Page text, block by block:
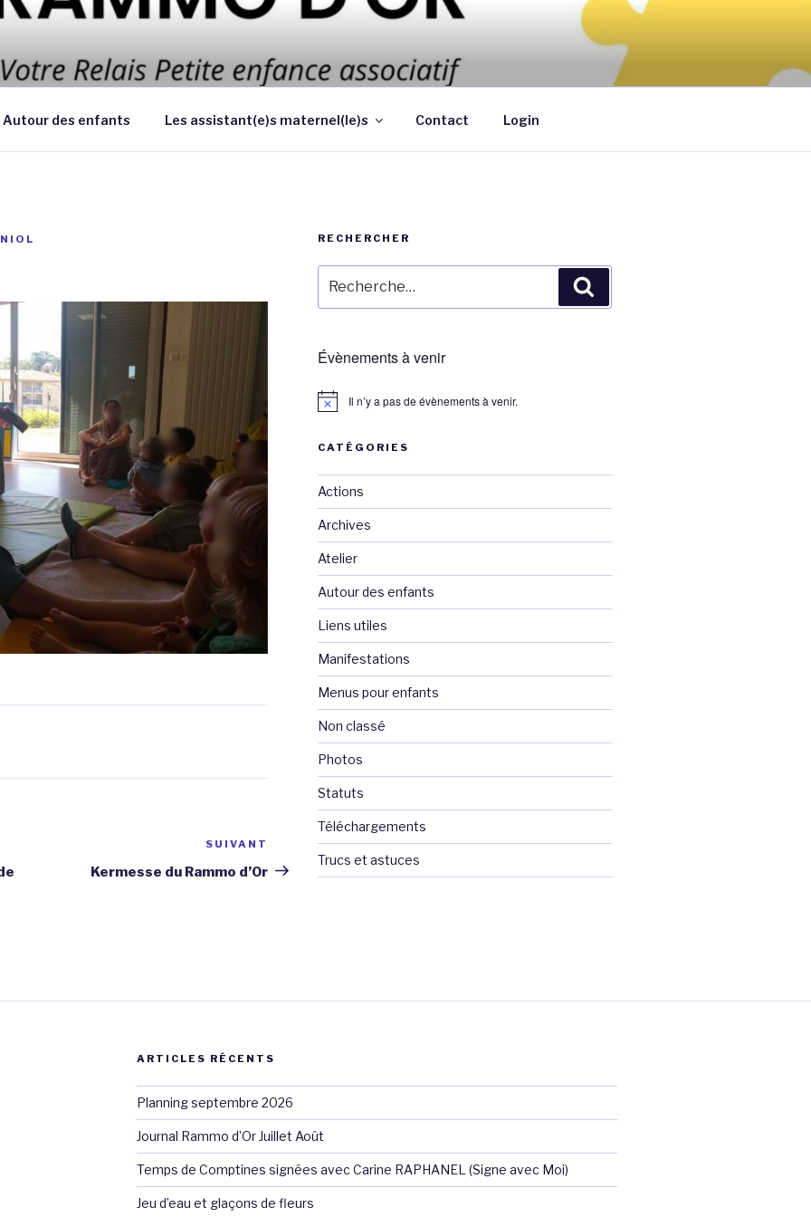
les conditions et la qualité de la garde des enfants de moins de 6 ans au domicile des
domicile des parents
Autour des enfants Les assistant(e)s maternel(le)s Contact Login
Article
suivant
SUIVANT
Kermesse du Rammo d’Or
RECHERCHER
pour
:
Évènements à venir
Il n’y a pas de évènements à venir.
CATÉGORIES
Actions
Archives
Atelier
Autour des enfants
Liens utiles
Manifestations
Menus pour enfants
Non classé
Photos
Statuts
Téléchargements
Trucs et astuces
ARTICLES RÉCENTS
Planning septembre 2026
Journal Rammo d’Or Juillet Août
Temps de Comptines signées avec Carine RAPHANEL (Signe avec Moi)
Jeu d’eau et glaçons de fleurs